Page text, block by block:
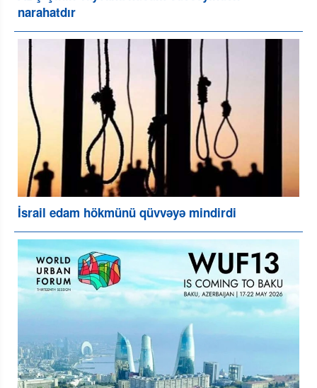
narahatdır
İsrail edam hökmünü qüvvəyə mindirdi